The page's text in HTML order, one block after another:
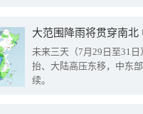
大范围降雨将贯穿南
未来三天（7月29日至31
抬、大陆高压东移，中东
续。